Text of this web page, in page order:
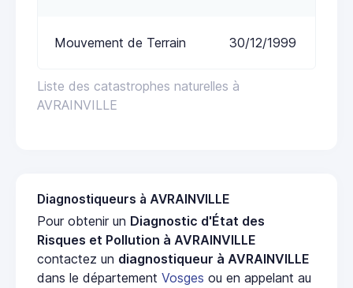
Liste des catastrophes naturelles à
AVRAINVILLE
Mouvement de Terrain 30/12/1999
Diagnostiqueurs à AVRAINVILLE
Pour obtenir un Diagnostic d'État des
Risques et Pollution à AVRAINVILLE
contactez un diagnostiqueur à AVRAINVILLE
dans le département Vosges ou en appelant au